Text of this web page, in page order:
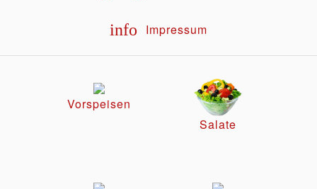
info Impressum
Vorspeisen
Salate